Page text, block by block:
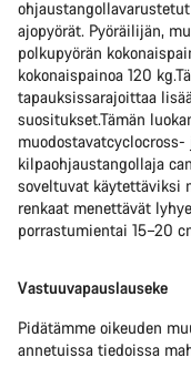
ajopyörät. Pyöräilijän,
polkupyörän
kokonaispainoa 120
tapauksissarajoittaa
suositukset.Tämän
kilpaohjaustangollaja
soveltuvat käytettäviksi
renkaat menettävät
porrastumientai 15–20
Vastuuvapauslauseke
Pidätämme oikeuden
annetuissa tiedoissa